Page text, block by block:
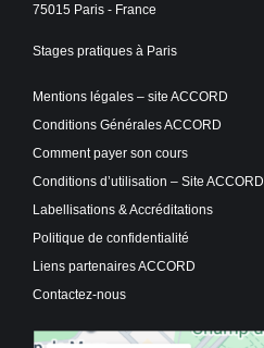
75015 Paris - France
Stages pratiques à Paris
Mentions légales – site ACCORD
Conditions Générales ACCORD
Comment payer son cours
Conditions d’utilisation – Site ACCORD
Labellisations & Accréditations
Politique de confidentialité
Liens partenaires ACCORD
Contactez-nous